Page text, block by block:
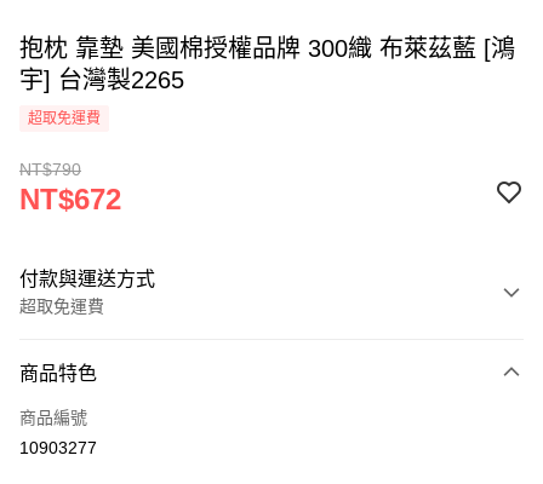
抱枕 靠墊 美國棉授權品牌 300織 布萊茲藍 [鴻
宇] 台灣製2265
超取免運費
NT$790
NT$672
付款與運送方式
超取免運費
信用卡一次付款
超商取貨付款
商品特色
商品編號
10903277